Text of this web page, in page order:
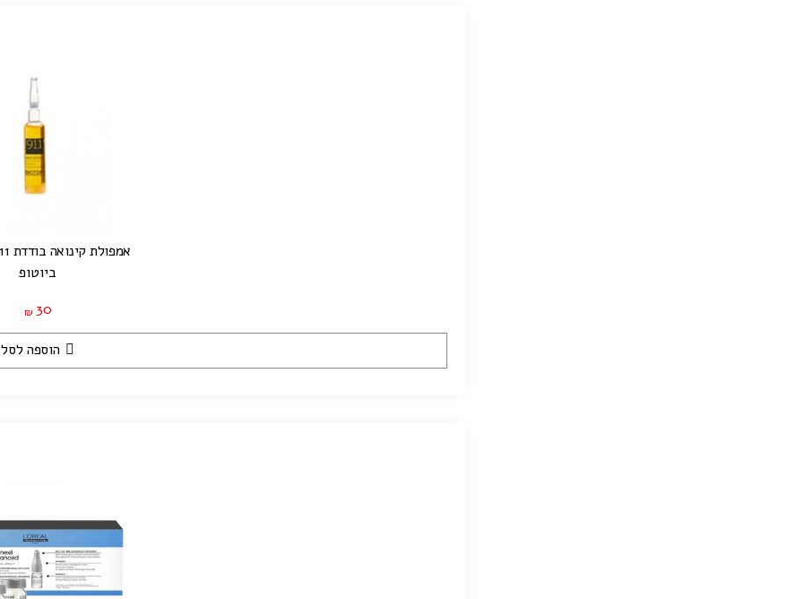
אמפולת קינואה בודדת 911 | 11 מ"ל
ביוטופ
₪ 30
הוספה לסל